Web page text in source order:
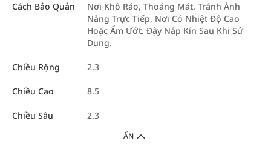
Cách Bảo Quản
Nơi Khô Ráo, Thoáng Mát. Tránh Ánh
Nắng Trực Tiếp, Nơi Có Nhiệt Độ Cao
Hoặc Ẩm Ướt. Đậy Nắp Kín Sau Khi Sử
Dụng.
Chiều Rộng 2.3
Chiều Cao 8.5
Chiều Sâu 2.3
ẨN